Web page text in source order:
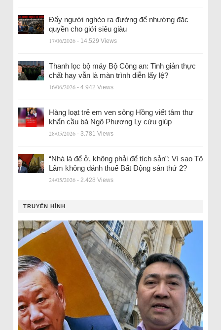
Đẩy người nghèo ra đường để nhường đặc
quyền cho giới siêu giàu
17/06/2026 - 14.529 Views
Thanh lọc bộ máy Bộ Công an: Tinh giản thực
chất hay vẫn là màn trình diễn lấy lệ?
16/06/2026 - 4.942 Views
Hàng loạt trẻ em ven sông Hồng viết tâm thư
khẩn cầu bà Ngô Phương Ly cứu giúp
28/05/2026 - 3.781 Views
“Nhà là để ở, không phải để tích sản”: Vì sao Tô
Lâm không đánh thuế Bất Động sản thứ 2?
24/05/2026 - 2.428 Views
TRUYỀN HÌNH